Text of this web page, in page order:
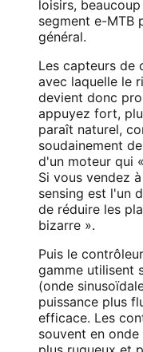
loisirs,
segment e-MTB
général.
Les capteurs de
avec laquelle le
devient donc
appuyez fort,
paraît naturel,
soudainement
d'un moteur qui
Si vous vendez
sensing est l'un
de réduire les
bizarre ».
Puis le
gamme utilisent
(onde
puissance plus
efficace. Les
souvent en